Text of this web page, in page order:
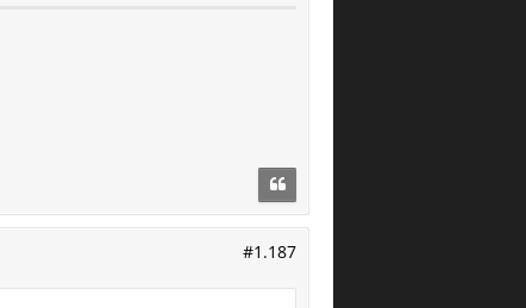
#1.187